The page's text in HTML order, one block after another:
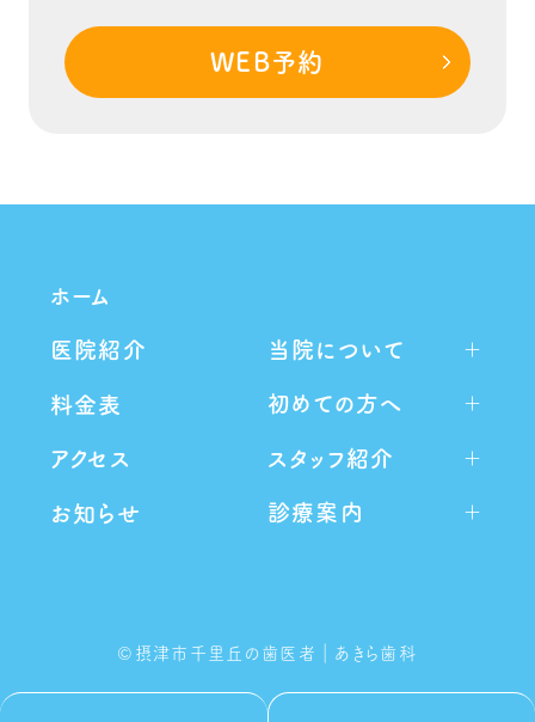
WEB予約
ホーム
医院紹介
料金表
アクセス
お知らせ
当院について
初めての方へ
スタッフ紹介
診療案内
©︎摂津市千里丘の歯医者｜あきら歯科